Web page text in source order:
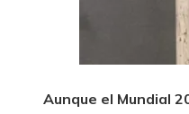
Aunque el Mundial